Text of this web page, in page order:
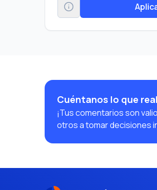
Cuéntanos lo que
¡Tus comentarios son
otros a tomar decisiones